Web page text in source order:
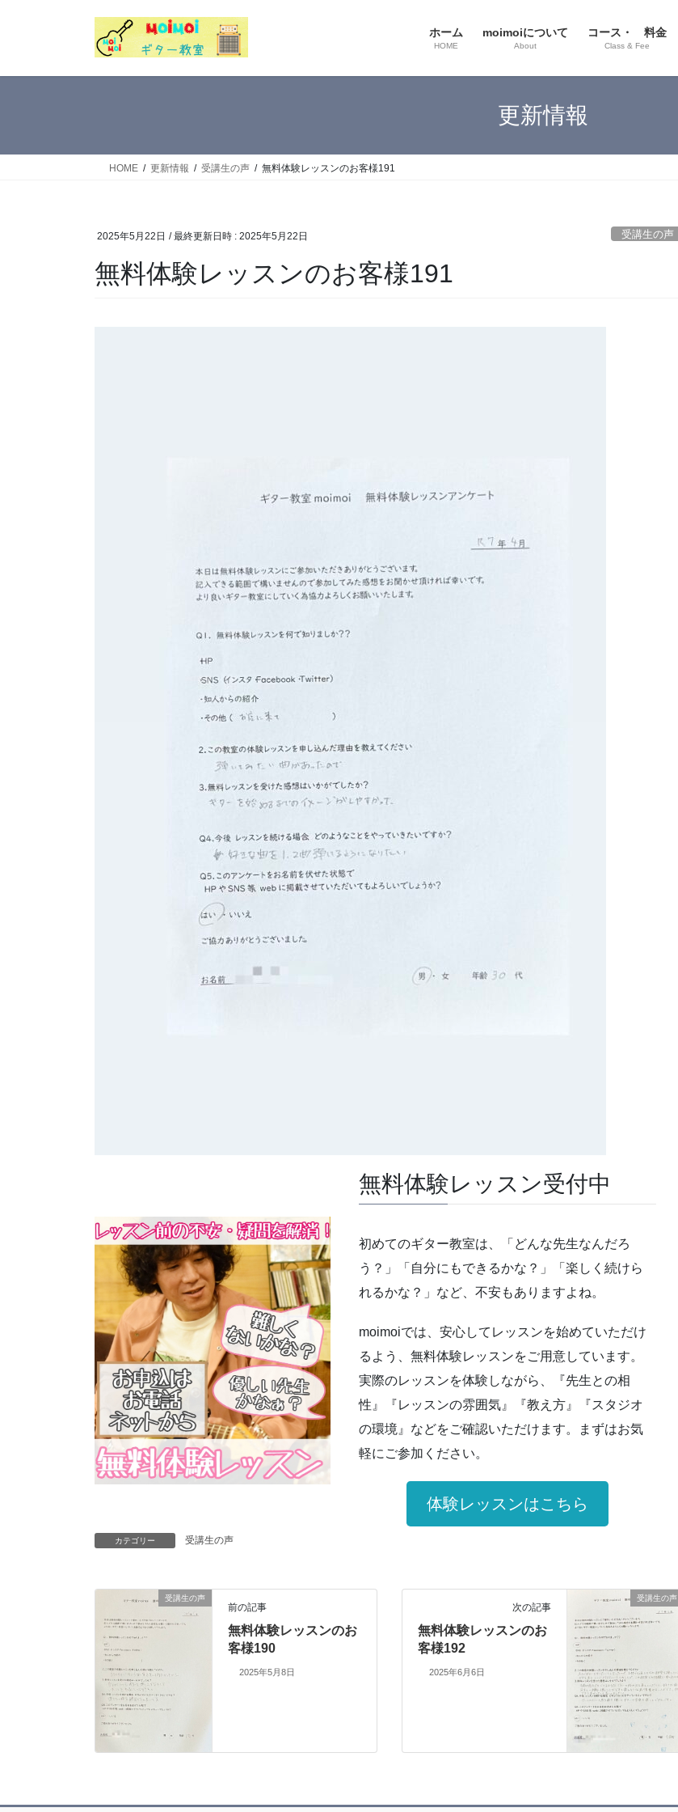
ホーム
HOME
moimoiについて
About
コース・ 料金
Class & Fee
更新情報
HOME 更新情報 受講生の声 無料体験レッスンのお客様191
2025年5月22日 / 最終更新日時 : 2025年5月22日 受講生の声
無料体験レッスンのお客様191
無料体験レッスン受付中
初めてのギター教室は、「どんな先生なんだろ
う？」「自分にもできるかな？」「楽しく続けら
れるかな？」など、不安もありますよね。
moimoiでは、安心してレッスンを始めていただけ
るよう、無料体験レッスンをご用意しています。
実際のレッスンを体験しながら、『先生との相
性』『レッスンの雰囲気』『教え方』『スタジオ
の環境』などをご確認いただけます。まずはお気
軽にご参加ください。
体験レッスンはこちら
カテゴリー 受講生の声
受講生の声
前の記事
無料体験レッスンのお
客様190
2025年5月8日
受講生の声
次の記事
無料体験レッスンのお
客様192
2025年6月6日